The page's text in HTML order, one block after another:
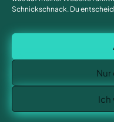
Schnickschnack. Du
Ich